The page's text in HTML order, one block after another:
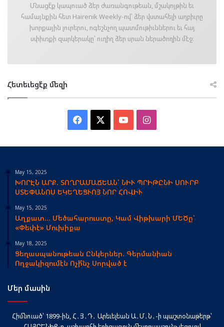
Մնացէ՛ք կապուած ձեր ժառանգութեան, մշակոյթին եւ
համայնքին հետ Hairenik Weekly-ով՝ ձեր վստահելի աղբիւրը
խորքային լուրերու, ոգեշնչող պատմութիւններու եւ հայ
սփիւռքի զարկերակը՝ ուղիղ ձեր սրան ներածողին մէջ։
Հետեւեցէ՛ք մեզի
Facebook YouTubeInstagram
May 15, 2025
ԽՈՐԷՆ ԱՐՔ. ՏՈՂՐԱՄԱՃԵԱՆ՝ ՆԻՒ ՊՐԻԹԸՆԻ ՍՈՒՐԲ
ՍՏԵՓԱՆՈՍ ԵԿԵՂԵՑՒՈՅ ՆՈՐ ՀՈՎԻՒ
May 15, 2025
Աղքատ… Մեծահարուստը, Կամ Վիթխարի ՄԵԾը՝
«Փեփէ» Մուխիքա
May 18, 2025
Ցեղասպանութեան Ընկերներ. Գերմանիան
Ողջակիզումէն Ոչի՞նչ Սորված է
Մեր մասին
Հիմնուած՝ 1899-ին, Հ․Յ․Դ․ Արեւելեան Ա․Մ․Ն․-ի պաշտօնաթերթ՝